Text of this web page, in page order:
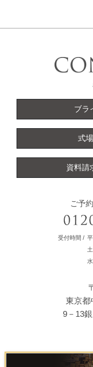
ブラ
式
資料請
ご予
受付時間
東京都
9－13